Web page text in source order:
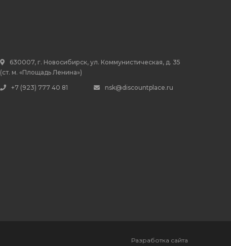
630007, г. Новосибирск, ул. Коммунистическая, д. 35
(ст. м. «Площадь Ленина»)
+7 (923) 777 40 81
nsk@discountplace.ru
Разработка сайта